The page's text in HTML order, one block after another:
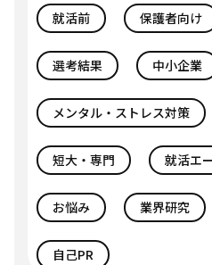
就活前 保護者向け
選考結果 中小企業
メンタル・ストレス対策
短大・専門 就活エ
お悩み 業界研究
自己PR